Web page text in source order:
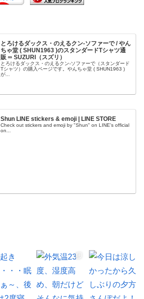
とろけるダックス・のえるクン-ソファーで / やん
ちゃ堂 ( SHUN1963 )のスタンダードTシャツ通
販 ∞ SUZURI（スズリ）
とろけるダックス・のえるクン-ソファーで（スタンダード
Tシャツ）の購入ページです。やんちゃ堂 ( SHUN1963 )
が...
Shun LINE stickers & emoji | LINE STORE
Check out stickers and emoji by "Shun" on LINE's official
on...